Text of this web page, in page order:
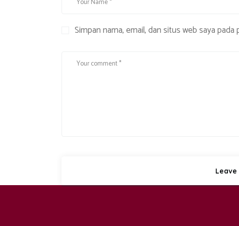
Simpan nama, email, dan situs web saya